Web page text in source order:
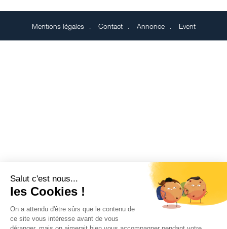
Salut c'est nous...
les Cookies !
On a attendu d'être sûrs que le contenu de
ce site vous intéresse avant de vous
Mentions légales Contact Annonce Event